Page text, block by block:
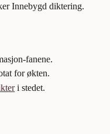
Innebygd diktering.
fanene.
for økten.
i stedet.